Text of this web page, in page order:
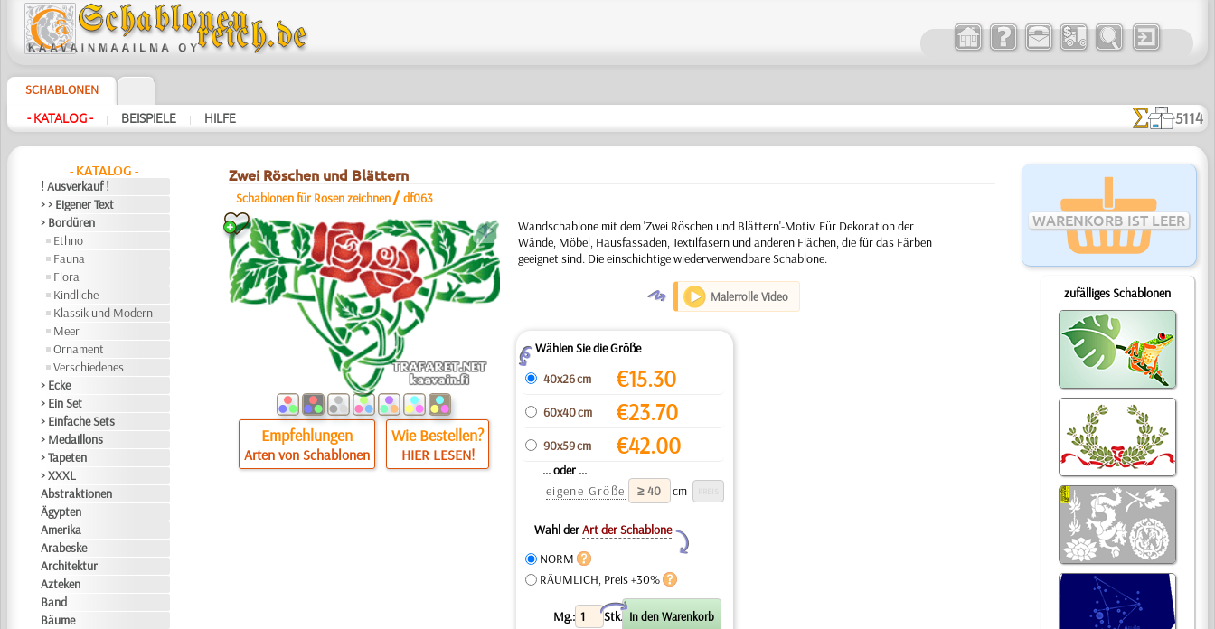
SCHABLONEN
- KATALOG - | BEISPIELE | HILFE | 5114
- KATALOG -
! Ausverkauf !
> > Eigener Text
> Bordüren
Ethno
Fauna
Flora
Kindliche
Klassik und Modern
Meer
Ornament
Verschiedenes
> Ecke
> Ein Set
> Einfache Sets
> Medaillons
> Tapeten
> XXXL
Abstraktionen
Ägypten
Amerika
Arabeske
Architektur
Azteken
Band
Bäume
WARENKORB IST LEER
zufälliges Schablonen
Zwei Röschen und Blättern
Schablonen für Rosen zeichnen /df063
a
Empfehlungen
Arten von Schablonen
Wie Bestellen?
HIER LESEN!
Wandschablone mit dem 'Zwei Röschen und Blättern'-Motiv. Für Dekoration der
Wände, Möbel, Hausfassaden, Textilfasern und anderen Flächen, die für das Färben
geeignet sind. Die einschichtige wiederverwendbare Schablone.
O Malerrolle Video
ZWählen Sie die Größe
40x26 cm
€15.30
60x40 cm €23.70
90x59 cm €42.00
... oder ...
eigene Größe
cm
Wahl derArt der Schablone
Y
NORM
RÄUMLICH, Preis +30%
Mg.: Stk.
X